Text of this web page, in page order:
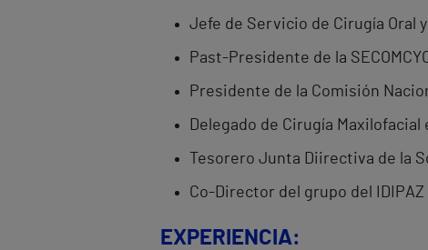
Jefe de Servicio de Cirugía Oral
Past-Presidente de la
Presidente de la Comisión
Delegado de Cirugía Maxilofacial
Tesorero Junta Diirectiva de la
Co-Director del grupo del
EXPERIENCIA: